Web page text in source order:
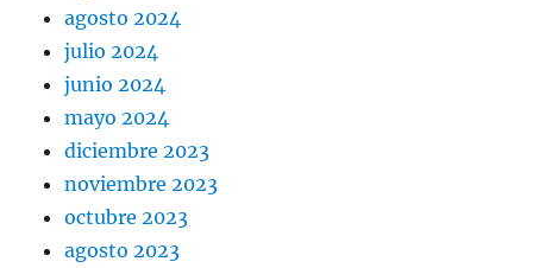
agosto 2024
julio 2024
junio 2024
mayo 2024
diciembre 2023
noviembre 2023
octubre 2023
agosto 2023